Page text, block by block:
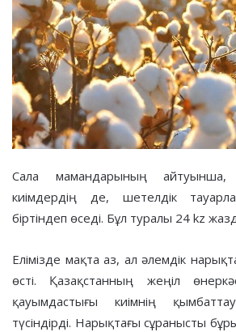
Сала мамандарының айтуынша,
киімдердің де, шетелдік
біртіндеп өседі. Бұл туралы 24 kz
Елімізде мақта аз, ал әлемдік
өсті. Қазақстанның жеңіл
қауымдастығы киімнің
түсіндірді. Нарықтағы сұранысты